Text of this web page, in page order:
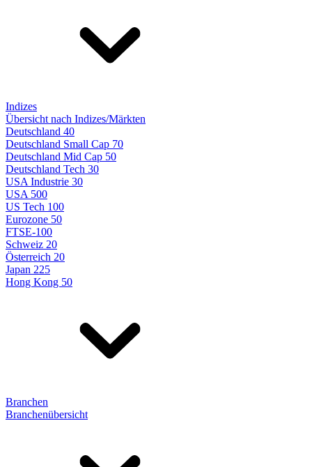
Indizes
Übersicht nach Indizes/Märkten
Deutschland 40
Deutschland Small Cap 70
Deutschland Mid Cap 50
Deutschland Tech 30
USA Industrie 30
USA 500
US Tech 100
Eurozone 50
FTSE-100
Schweiz 20
Österreich 20
Japan 225
Hong Kong 50
Branchen
Branchenübersicht